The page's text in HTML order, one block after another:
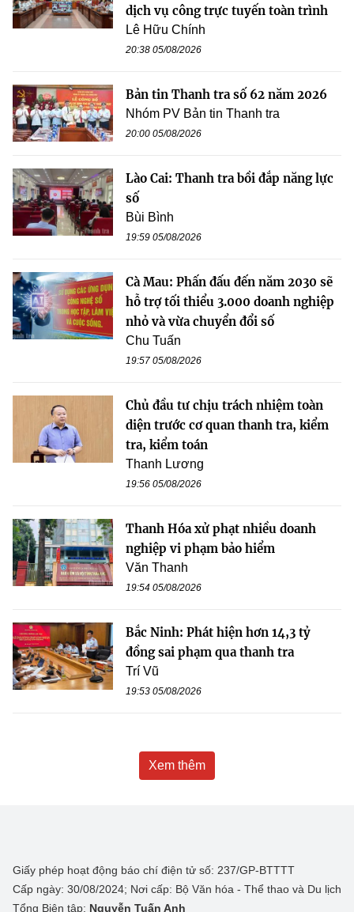
dịch vụ công trực tuyến toàn trình
Lê Hữu Chính
20:38 05/08/2026
Bản tin Thanh tra số 62 năm 2026
Nhóm PV Bản tin Thanh tra
20:00 05/08/2026
Lào Cai: Thanh tra bồi đắp năng lực
số
Bùi Bình
19:59 05/08/2026
Cà Mau: Phấn đấu đến năm 2030 sẽ
hỗ trợ tối thiểu 3.000 doanh nghiệp
nhỏ và vừa chuyển đổi số
Chu Tuấn
19:57 05/08/2026
Chủ đầu tư chịu trách nhiệm toàn
diện trước cơ quan thanh tra, kiểm
tra, kiểm toán
Thanh Lương
19:56 05/08/2026
Thanh Hóa xử phạt nhiều doanh
nghiệp vi phạm bảo hiểm
Văn Thanh
19:54 05/08/2026
Bắc Ninh: Phát hiện hơn 14,3 tỷ
đồng sai phạm qua thanh tra
Trí Vũ
19:53 05/08/2026
Xem thêm
Giấy phép hoạt động báo chí điện tử số: 237/GP-BTTTT
Cấp ngày: 30/08/2024; Nơi cấp: Bộ Văn hóa - Thể thao và Du lịch
Tổng Biên tập: Nguyễn Tuấn Anh